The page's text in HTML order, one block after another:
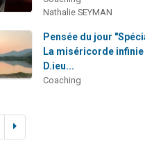
Nathalie SEYMAN
Pensée du jour
La miséricorde infinie
D.ieu...
Coaching